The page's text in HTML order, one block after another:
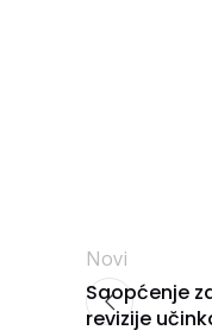
Novi
Saopćenje
revizije